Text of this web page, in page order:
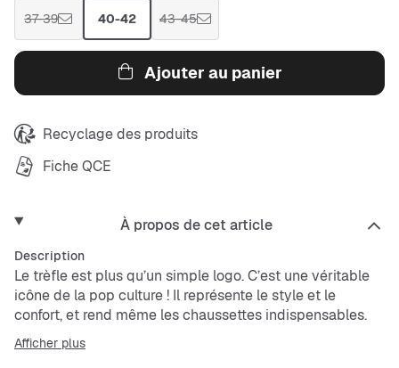
37-39 40-42 43-45
Ajouter au panier
Recyclage des produits
Fiche QCE
À propos de cet article
Description
Le trèfle est plus qu’un simple logo. C’est une véritable
icône de la pop culture ! Il représente le style et le
confort, et rend même les chaussettes indispensables.
Ces chaussettes montantes
viennent en pack pratique de 6 pour que tu sois toujours
Afficher plus